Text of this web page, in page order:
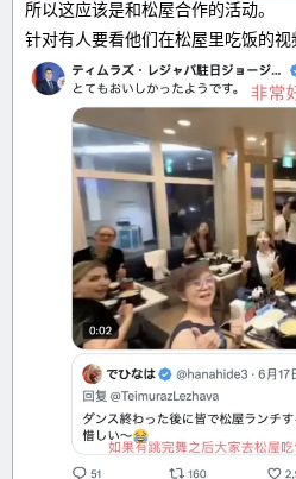
所以这应该是和松屋合作的活动。
针对有人要看他们在松屋里吃饭的